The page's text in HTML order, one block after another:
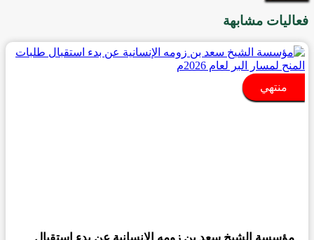
فعاليات مشابهة
منتهي
مؤسسة الشيخ سعد بن زومه الإنسانية عن بدء استقبال